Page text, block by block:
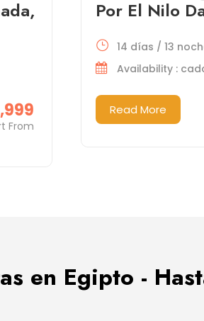
From
Por El Nilo
14 días / 13
Availability :
Read More
en Egipto -